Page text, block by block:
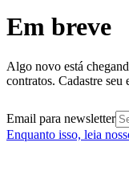
Em breve
Algo novo está
contratos. Cadastre
Email para newsletter
Enquanto isso, leia